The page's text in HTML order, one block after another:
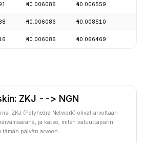
₦0.006086 ₦0.006559
₦0.006086 ₦0.008510
₦0.006086 ₦0.066469
ZKJ --> NGN
ZKJ (Polyhedra Network) olivat arvoltaan
ja katso, miten valuuttaparin
päivän arvoon.